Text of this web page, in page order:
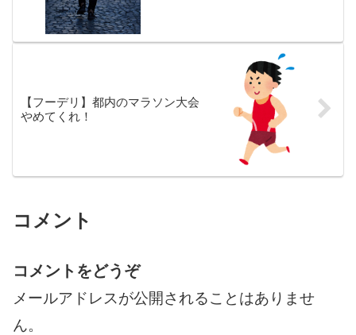
【フーデリ】都内のマラソン大会
やめてくれ！
コメント
コメントをどうぞ
メールアドレスが公開されることはありませ
ん。